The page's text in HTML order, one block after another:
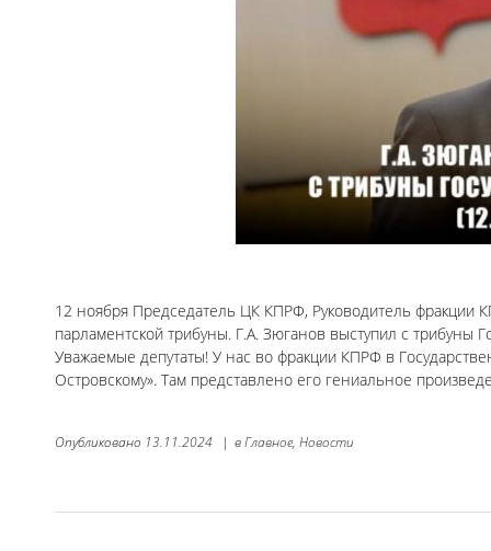
12 ноября Председатель ЦК КПРФ, Руководитель фракции
парламентской трибуны. Г.А. Зюганов выступил с
Уважаемые депутаты! У нас во фракции КПРФ в
Островскому». Там представлено его гениальное
Опубликовано 13.11.2024 | вГлавное, Новости